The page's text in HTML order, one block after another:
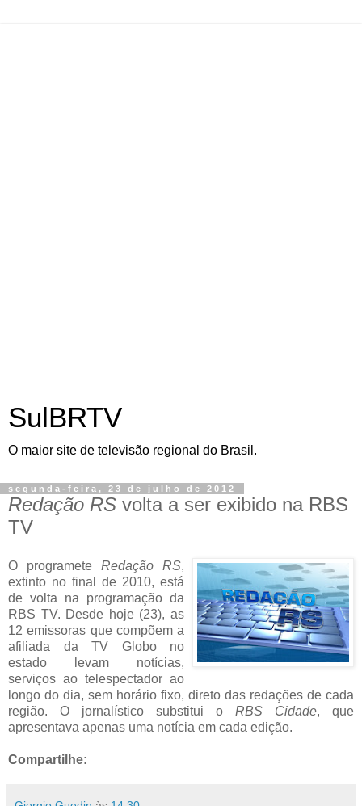
SulBRTV
O maior site de televisão regional do Brasil.
segunda-feira, 23 de julho de 2012
Redação RS volta a ser exibido na RBS
TV
O programete Redação RS,
extinto no final de 2010, está
de volta na programação da
RBS TV. Desde hoje (23), as
12 emissoras que compõem a
afiliada da TV Globo no
estado levam notícias,
serviços ao telespectador ao
longo do dia, sem horário fixo, direto das redações de cada
região. O jornalístico substitui o RBS Cidade, que
apresentava apenas uma notícia em cada edição.
Compartilhe: